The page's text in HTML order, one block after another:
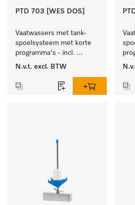
PTD 703 [WES DOS]
Vaatwassers met tank-
spoelsysteem met korte
programma's - incl.
geïntegreerde
ontharder.
N.v.t. excl. BTW